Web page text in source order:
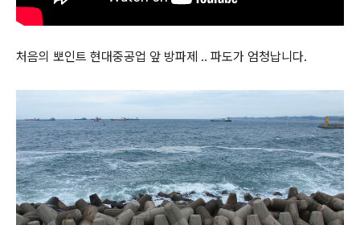
처음의 뽀인트 현대중공업 앞 방파제 .. 파도가 엄청납니다.